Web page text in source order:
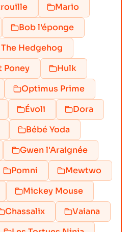
Mario
Bob l'éponge
Hedgehog
Poney
Hulk
Optimus Prime
Évoli
Dora
Bébé Yoda
Gwen l'Araignée
Pomni
Mewtwo
Mickey Mouse
Chassalix
Vaiana